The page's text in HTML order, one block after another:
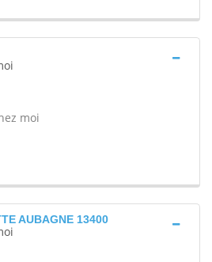
moi
AUBAGNE 13400